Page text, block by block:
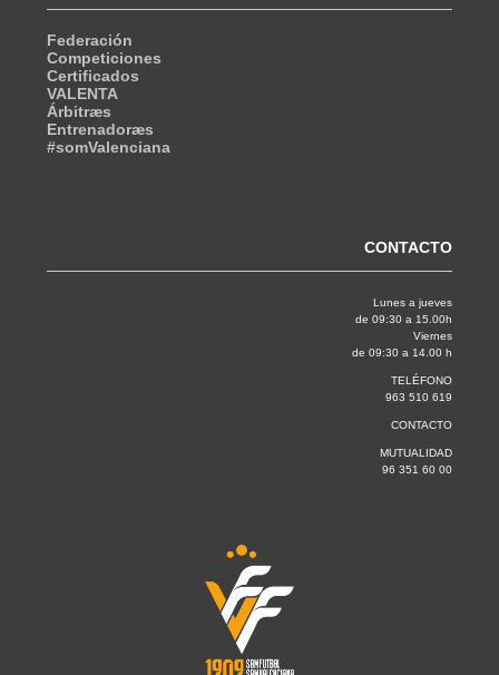
Federación
Competiciones
Certificados
VALENTA
Árbitræs
Entrenadoræs
#somValenciana
CONTACTO
Lunes a jueves
de 09:30 a 15.00h
Viernes
de 09:30 a 14.00 h
TELÉFONO
963 510 619
CONTACTO
MUTUALIDAD
96 351 60 00